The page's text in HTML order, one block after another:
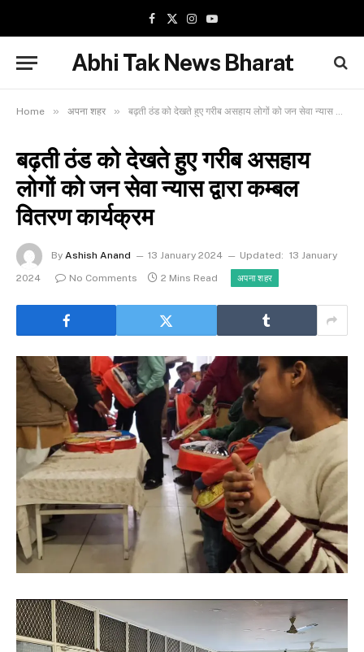
Facebook
X
Instagram
YouTube
Abhi Tak News Bharat
Home » अपना शहर » बढ़ती ठंड को देखते हुए गरीब असहाय लोगों को जन सेवा न्यास द्वारा कम्बल वितरण कार्यक्रम
बढ़ती ठंड को देखते हुए गरीब असहाय
लोगों को जन सेवा न्यास द्वारा कम्बल
वितरण कार्यक्रम
By Ashish Anand 13 January 2024 Updated: 13 January
2024
No Comments 2 Mins Read अपना शहर